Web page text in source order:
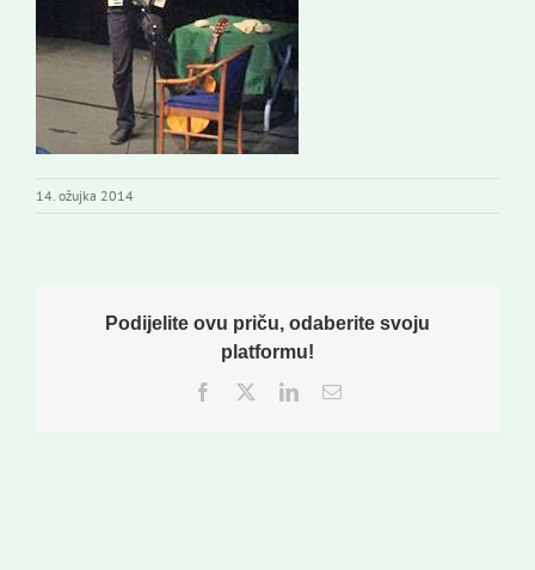
14. ožujka 2014
Podijelite ovu priču, odaberite svoju
platformu!
Facebook
TwitterLinkedInEmail: